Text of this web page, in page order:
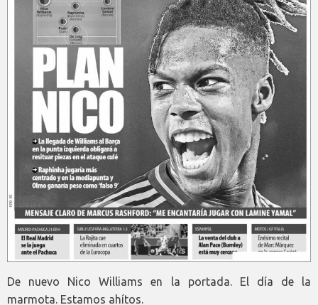
De nuevo Nico Williams en la portada. El día de la
marmota. Estamos ahítos.